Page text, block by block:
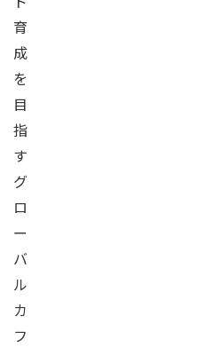
育
成
を
目
指
す
グ
ロ
ー
バ
ル
カ
フ